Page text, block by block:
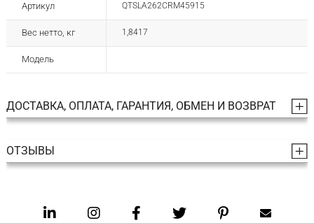
Артикул QTSLA262CRM45915
Вес нетто, кг 1,8417
Модель
ДОСТАВКА, ОПЛАТА, ГАРАНТИЯ, ОБМЕН И ВОЗВРАТ
ОТЗЫВЫ